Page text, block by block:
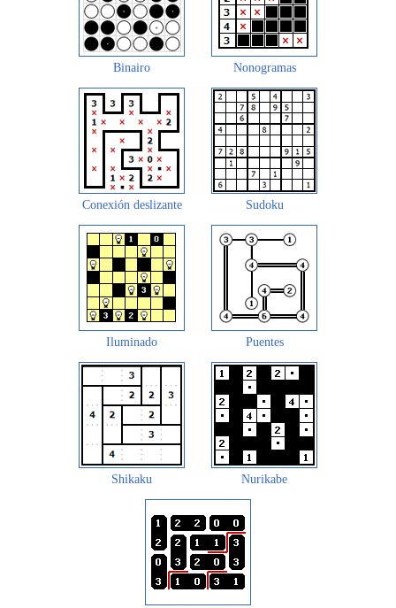
Binairo Nonogramas
Conexión deslizante Sudoku
Iluminado Puentes
Shikaku Nurikabe